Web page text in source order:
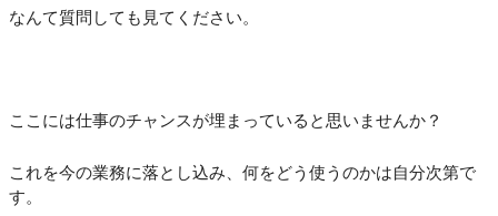
なんて質問しても見てください。
ここには仕事のチャンスが埋まっていると思いませんか？
これを今の業務に落とし込み、何をどう使うのかは自分次第で
す。